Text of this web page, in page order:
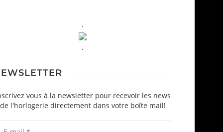
.
.
vous à la newsletter pour recevoir les news
de l'horlogerie directement dans votre boîte mail!